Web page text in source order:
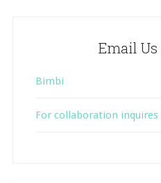
Email Us
Bimbi
For collaboration inquires